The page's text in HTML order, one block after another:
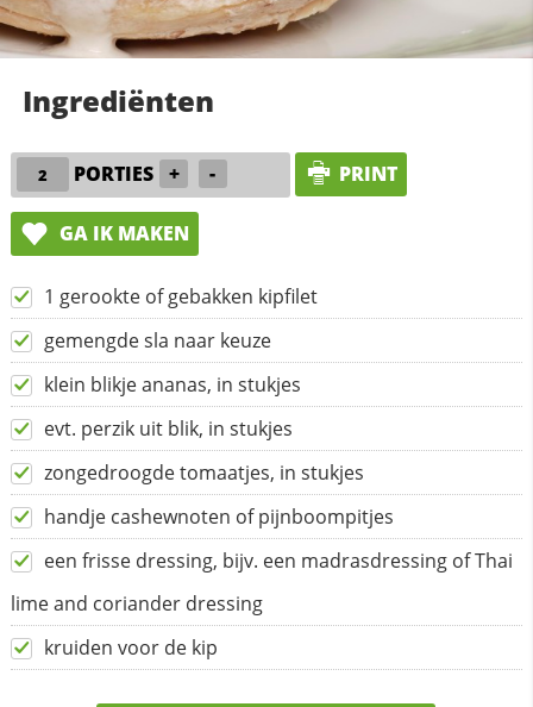
Ingrediënten
PORTIES + - PRINT
GA IK MAKEN
1 gerookte of gebakken kipfilet
gemengde sla naar keuze
klein blikje ananas, in stukjes
evt. perzik uit blik, in stukjes
zongedroogde tomaatjes, in stukjes
handje cashewnoten of pijnboompitjes
een frisse dressing, bijv. een madrasdressing of Thai
lime and coriander dressing
kruiden voor de kip